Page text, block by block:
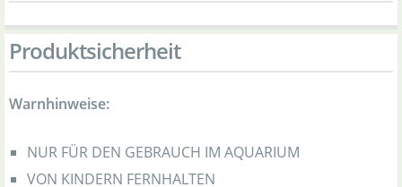
Produktsicherheit
Warnhinweise:
NUR FÜR DEN GEBRAUCH IM AQUARIUM
VON KINDERN FERNHALTEN